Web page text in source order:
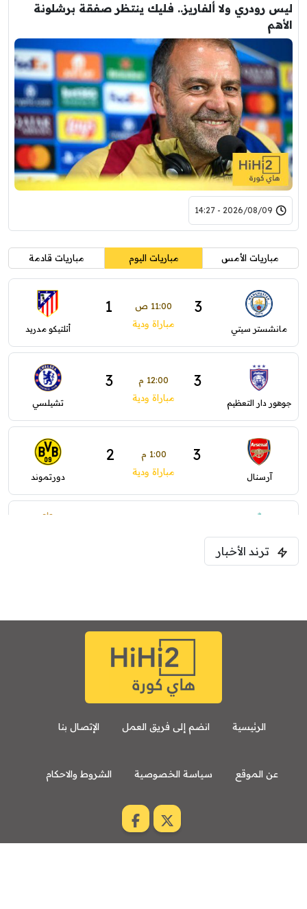
ليس رودري ولا ألفاريز.. فليك ينتظر صفقة برشلونة
الأهم
2026/08/09 - 14:27
مباريات الأمس مباريات اليوم مباريات قادمة
مانشستر سيتي
3 11:00 ص 1
مباراة ودية أتلتيكو مدريد
جوهور دار التعظيم
3 12:00 م 3
مباراة ودية تشيلسي
آرسنال
3 1:00 م 2
مباراة ودية دورتموند
ليفربول
ترند الأخبار
الرئيسية انضم إلى فريق العمل الإتصال بنا
عن الموقع سياسة الخصوصية الشروط والاحكام